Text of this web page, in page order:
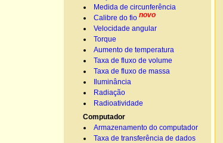
Medida de circunferência
Calibre do fio novo
Velocidade angular
Torque
Aumento de temperatura
Taxa de fluxo de volume
Taxa de fluxo de massa
Iluminância
Radiação
Radioatividade
Computador
Armazenamento do computador
Taxa de transferência de dados